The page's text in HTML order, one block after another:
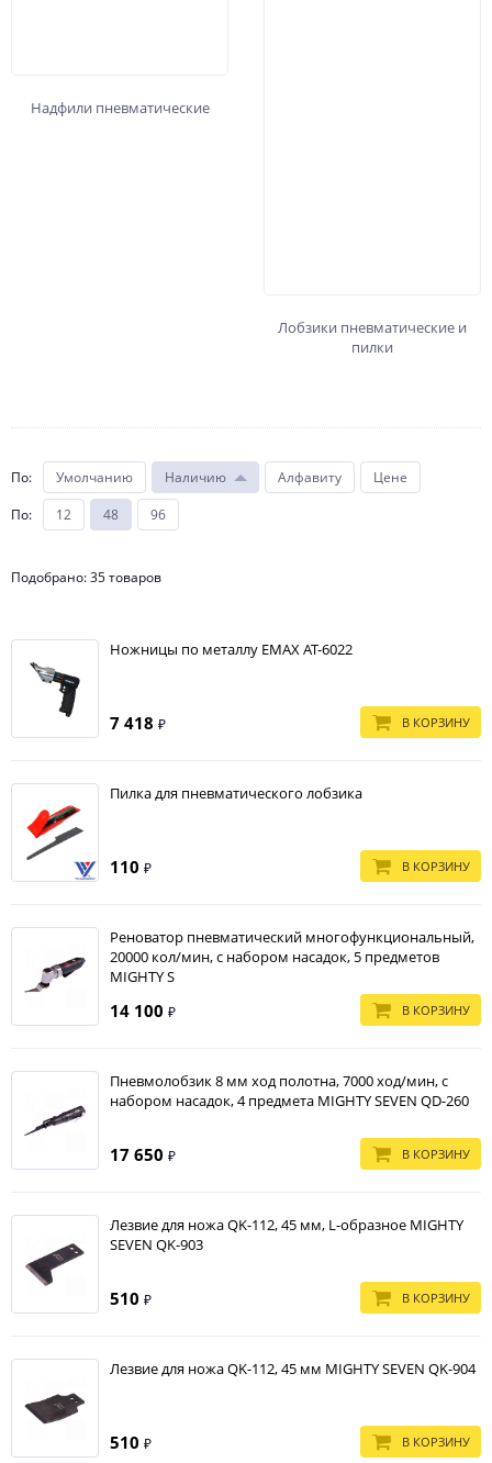
Надфили пневматические
Лобзики пневматические и
пилки
По: Умолчанию Наличию Алфавиту
Цене
По: 12 48 96
Подобрано: 35 товаров
Ножницы по металлу EMAX AT-6022
7 418 ₽ В КОРЗИНУ
Пилка для пневматического лобзика
110 ₽ В КОРЗИНУ
Реноватор пневматический многофункциональный,
20000 кол/мин, с набором насадок, 5 предметов
MIGHTY S
14 100 ₽ В КОРЗИНУ
Пневмолобзик 8 мм ход полотна, 7000 ход/мин, с
набором насадок, 4 предмета MIGHTY SEVEN QD-260
17 650 ₽ В КОРЗИНУ
Лезвие для ножа QK-112, 45 мм, L-образное MIGHTY
SEVEN QK-903
510 ₽ В КОРЗИНУ
Лезвие для ножа QK-112, 45 мм MIGHTY SEVEN QK-904
510 ₽ В КОРЗИНУ